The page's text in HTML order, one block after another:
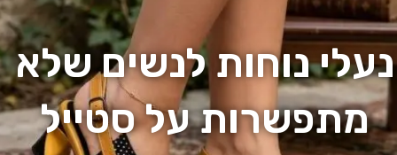
נעלי נוחות לנשים שלא
מתפשרות על סטייל